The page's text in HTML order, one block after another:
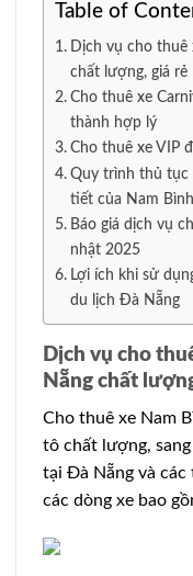
Table of
Dịch vụ cho
chất lượng, giá rẻ
Cho thuê xe
thành hợp lý
Cho thuê xe VIP
Quy trình thủ tục
tiết của Nam Bình
Báo giá dịch vụ
nhật 2025
Lợi ích khi sử
du lịch Đà Nẵng
Dịch vụ cho
Nẵng chất
Cho thuê xe Nam
tô chất lượng,
tại Đà Nẵng và các
các dòng xe bao